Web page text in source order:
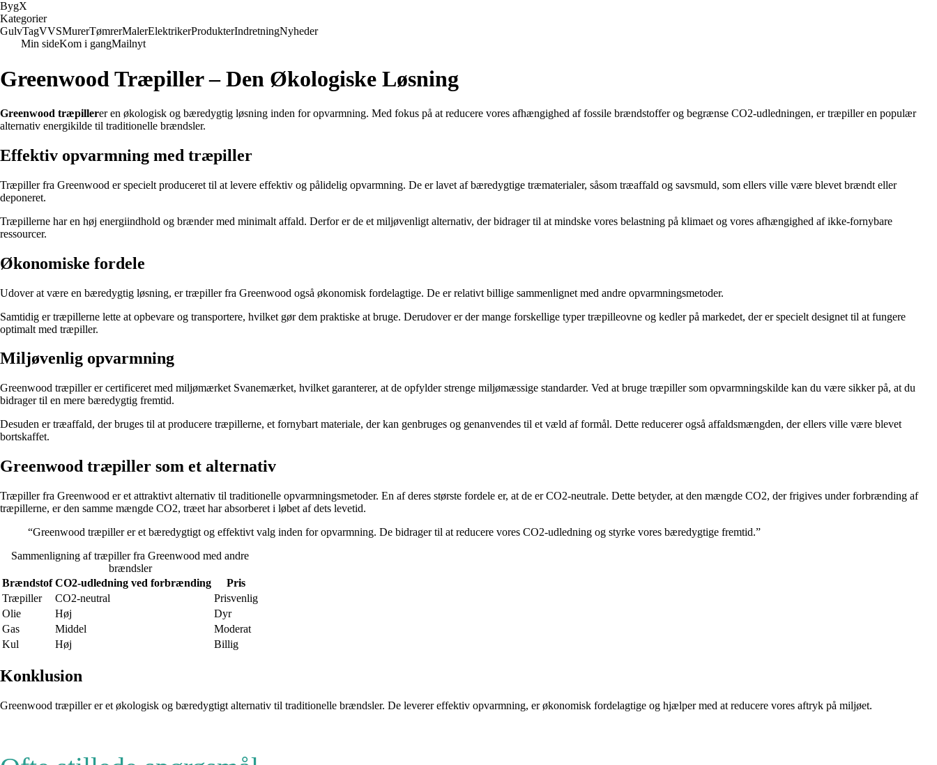
BygX
Kategorier
GulvTagVVSMurerTømrerMalerElektrikerProdukterIndretningNyheder
Min sideKom i gangMailnyt
Greenwood Træpiller – Den Økologiske Løsning
Greenwood træpillerer en økologisk og bæredygtig løsning inden for opvarmning. Med fokus på at reducere vores afhængighed af fossile brændstoffer og begrænse CO2-udledningen, er træpiller en populær
alternativ energikilde til traditionelle brændsler.
Effektiv opvarmning med træpiller
Træpiller fra Greenwood er specielt produceret til at levere effektiv og pålidelig opvarmning. De er lavet af bæredygtige træmaterialer, såsom træaffald og savsmuld, som ellers ville være blevet brændt eller
deponeret.
Træpillerne har en høj energiindhold og brænder med minimalt affald. Derfor er de et miljøvenligt alternativ, der bidrager til at mindske vores belastning på klimaet og vores afhængighed af ikke-fornybare
ressourcer.
Økonomiske fordele
Udover at være en bæredygtig løsning, er træpiller fra Greenwood også økonomisk fordelagtige. De er relativt billige sammenlignet med andre opvarmningsmetoder.
Samtidig er træpillerne lette at opbevare og transportere, hvilket gør dem praktiske at bruge. Derudover er der mange forskellige typer træpilleovne og kedler på markedet, der er specielt designet til at fungere
optimalt med træpiller.
Miljøvenlig opvarmning
Greenwood træpiller er certificeret med miljømærket Svanemærket, hvilket garanterer, at de opfylder strenge miljømæssige standarder. Ved at bruge træpiller som opvarmningskilde kan du være sikker på, at du
bidrager til en mere bæredygtig fremtid.
Desuden er træaffald, der bruges til at producere træpillerne, et fornybart materiale, der kan genbruges og genanvendes til et væld af formål. Dette reducerer også affaldsmængden, der ellers ville være blevet
bortskaffet.
Greenwood træpiller som et alternativ
Træpiller fra Greenwood er et attraktivt alternativ til traditionelle opvarmningsmetoder. En af deres største fordele er, at de er CO2-neutrale. Dette betyder, at den mængde CO2, der frigives under forbrænding af
træpillerne, er den samme mængde CO2, træet har absorberet i løbet af dets levetid.
“Greenwood træpiller er et bæredygtigt og effektivt valg inden for opvarmning. De bidrager til at reducere vores CO2-udledning og styrke vores bæredygtige fremtid.”
Sammenligning af træpiller fra Greenwood med andre
brændsler
Brændstof CO2-udledning ved forbrænding
Pris
Træpiller
CO2-neutral
Prisvenlig
Olie
Høj
Dyr
Gas
Middel
Moderat
Kul
Høj Billig
Konklusion
Greenwood træpiller er et økologisk og bæredygtigt alternativ til traditionelle brændsler. De leverer effektiv opvarmning, er økonomisk fordelagtige og hjælper med at reducere vores aftryk på miljøet.